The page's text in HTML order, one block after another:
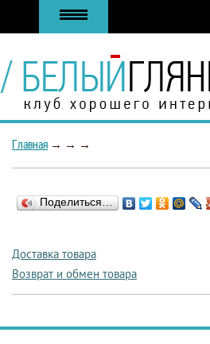
Главная → → →
Поделиться…
Доставка товара
Возврат и обмен товара